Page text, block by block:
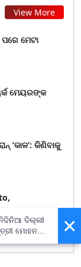
View More
ମେଟା
ମେୟରଙ୍କ
‘କାଳ’: କିଣିବାକୁ
×
ଦିଲ୍ଲୀ
ମୋହନ